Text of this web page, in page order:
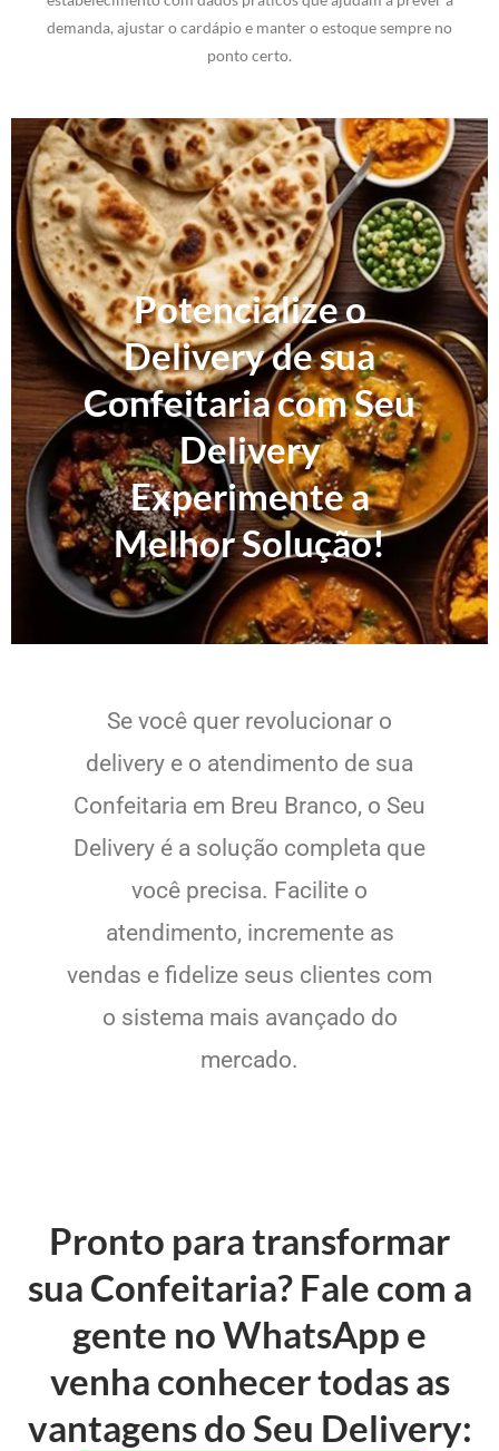
demanda, ajustar o cardápio e manter o estoque sempre no
ponto certo.
Potencialize o
Delivery de sua
Confeitaria com Seu
Delivery
Experimente a
Melhor Solução!
Se você quer revolucionar o
delivery e o atendimento de sua
Confeitaria em Breu Branco, o Seu
Delivery é a solução completa que
você precisa. Facilite o
atendimento, incremente as
vendas e fidelize seus clientes com
o sistema mais avançado do
mercado.
Pronto para transformar
sua Confeitaria? Fale com a
gente no WhatsApp e
venha conhecer todas as
vantagens do Seu Delivery: